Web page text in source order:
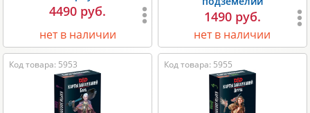
4490 руб.
нет в наличии
1490 руб.
нет в наличии
Код товара: 5953 Код товара: 5955